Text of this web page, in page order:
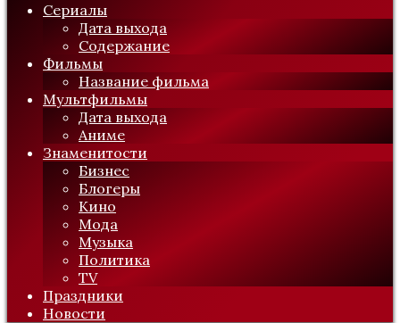
Сериалы
Дата выхода
Содержание
Фильмы
Название фильма
Мультфильмы
Дата выхода
Аниме
Знаменитости
Бизнес
Блогеры
Кино
Мода
Музыка
Политика
TV
Праздники
Новости